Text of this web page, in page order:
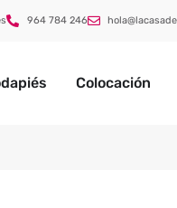
964 784 246
Colocación